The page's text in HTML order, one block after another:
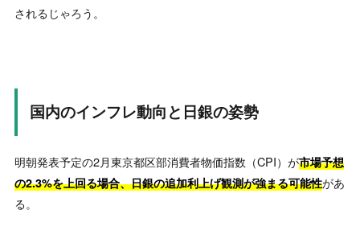
されるじゃろう。
国内のインフレ動向と日銀の姿勢
明朝発表予定の2月東京都区部消費者物価指数（CPI）が市場予想
の2.3%を上回る場合、日銀の追加利上げ観測が強まる可能性があ
る。